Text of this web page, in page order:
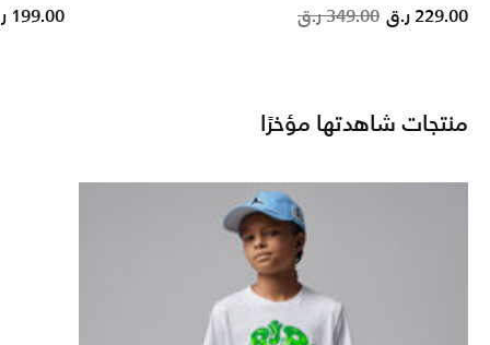
Price
349.00 ر.ق 229.00 ر.ق
199.00 ر.ق
منتجات شاهدتها مؤخرًا